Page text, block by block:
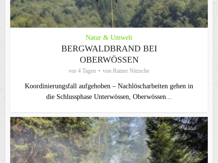
Natur & Umwelt
BERGWALDBRAND BEI
OBERWÖSSEN
vor 4 Tagen von Rainer Nitzsche
Koordinierungsfall aufgehoben – Nachlöscharbeiten gehen in
die Schlussphase Unterwössen, Oberwössen...